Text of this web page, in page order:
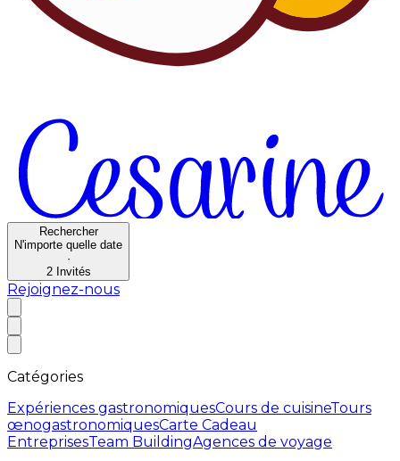
Rechercher
N'importe quelle date
·
2 Invités
Rejoignez-nous
Catégories
Expériences gastronomiquesCours de cuisineTours
œnogastronomiquesCarte Cadeau
EntreprisesTeam BuildingAgences de voyage